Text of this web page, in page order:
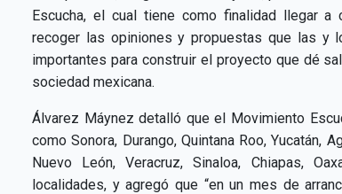
Escucha, el cual tiene como finalidad llegar
recoger las opiniones y propuestas que las y
importantes para construir el proyecto que dé
sociedad mexicana.
Álvarez Máynez detalló que el Movimiento
como Sonora, Durango, Quintana Roo, Yucatán,
Nuevo León, Veracruz, Sinaloa, Chiapas,
localidades, y agregó que “en un mes de